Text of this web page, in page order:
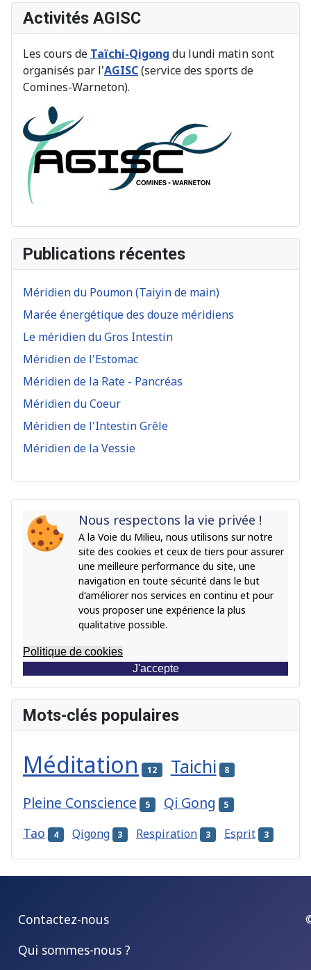
Activités AGISC
Les cours de Taïchi-Qigong du lundi matin sont
organisés par l'AGISC(service des sports de
Comines-Warneton).
Publications récentes
Méridien du Poumon (Taiyin de main)
Marée énergétique des douze méridiens
Le méridien du Gros Intestin
Méridien de l'Estomac
Méridien de la Rate - Pancréas
Méridien du Coeur
Méridien de l'Intestin Grêle
Méridien de la Vessie
Nous respectons la vie privée !
A la Voie du Milieu, nous utilisons sur notre
site des cookies et ceux de tiers pour assurer
une meilleure performance du site, une
navigation en toute sécurité dans le but
d'améliorer nos services en continu et pour
vous proposer une expérience la plus
qualitative possible.
Politique de cookies
J'accepte
Mots-clés populaires
Méditation 12 Taichi 8
Pleine Conscience 5 Qi Gong 5
Tao 4 Qigong 3 Respiration 3 Esprit 3
Contactez-nous
Qui sommes-nous ?